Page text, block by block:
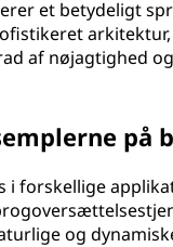
et betydeligt
af nøjagtighed
på
i forskellige
og